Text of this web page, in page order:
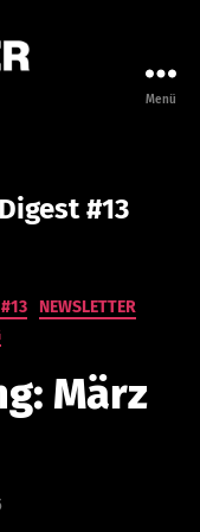
Menü
#13
NEWSLETTER
März